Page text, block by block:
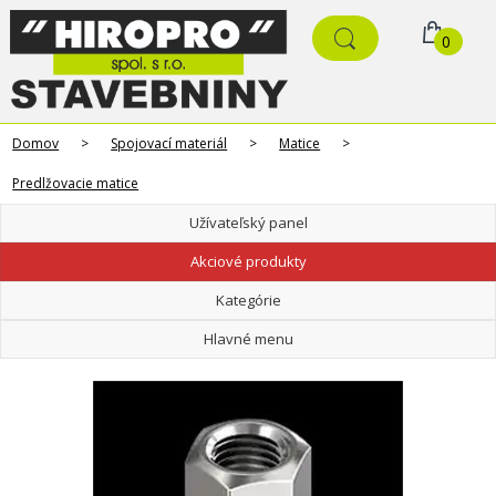
0
Domov > Spojovací materiál > Matice >
Predlžovacie matice
Užívateľský panel
Akciové produkty
Kategórie
Hlavné menu